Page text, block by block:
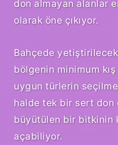
don almayan alanlar
olarak öne çıkıyor.
Bahçede
bölgenin minimum kış
uygun türlerin
halde tek bir sert don
büyütülen bir bitkinin
açabiliyor.